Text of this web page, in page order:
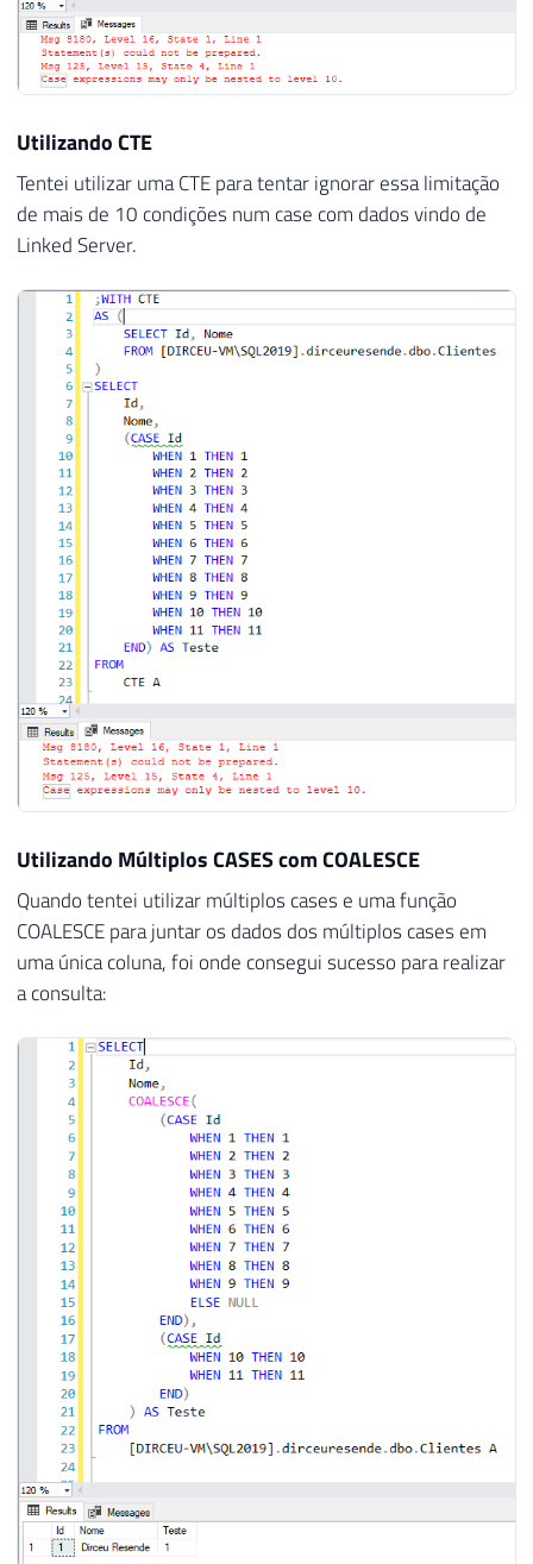
Utilizando CTE
Tentei utilizar uma CTE para tentar ignorar essa limitação
de mais de 10 condições num case com dados vindo de
Linked Server.
Utilizando Múltiplos CASES com COALESCE
Quando tentei utilizar múltiplos cases e uma função
COALESCE para juntar os dados dos múltiplos cases em
uma única coluna, foi onde consegui sucesso para realizar
a consulta: